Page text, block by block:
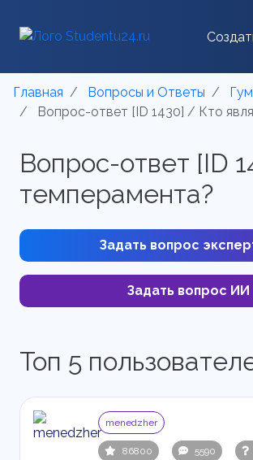
Главная Вопросы и Ответы
Вопрос-ответ [ID 1430] / Кто
Вопрос-ответ [ID
темперамента?
Задать вопрос
Задать вопрос ИИ
Топ 5
menedzher
86800 5590